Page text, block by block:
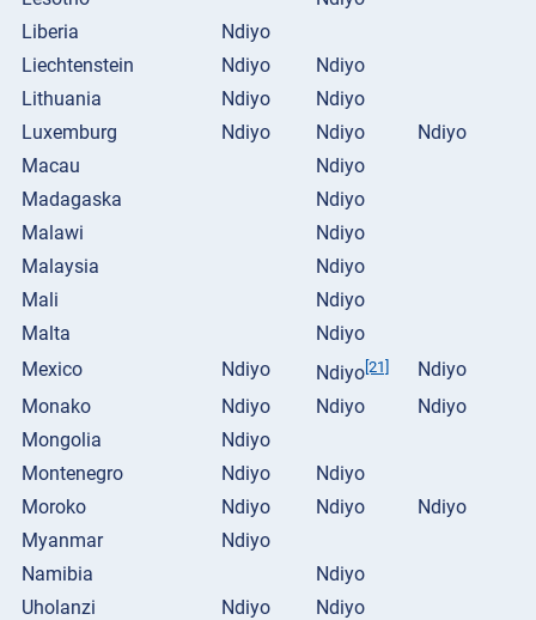
Liberia
Ndiyo
Liechtenstein
Ndiyo
Ndiyo
Lithuania
Ndiyo
Ndiyo
Luxemburg
Ndiyo Ndiyo
Ndiyo
Macau
Ndiyo
Madagaska
Ndiyo
Malawi
Ndiyo
Malaysia
Ndiyo
Mali
Ndiyo
Malta
Ndiyo
Mexico
Ndiyo Ndiyo [21]
Ndiyo
Monako
Ndiyo Ndiyo
Ndiyo
Mongolia
Ndiyo
Montenegro
Ndiyo
Ndiyo
Moroko
Ndiyo Ndiyo
Ndiyo
Myanmar
Ndiyo
Namibia
Ndiyo
Uholanzi
Ndiyo
Ndiyo